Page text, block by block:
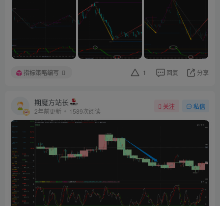
指标策略编写 1 回复 分享
期魔方站长
2年前更新 1589次阅读
关注 私信